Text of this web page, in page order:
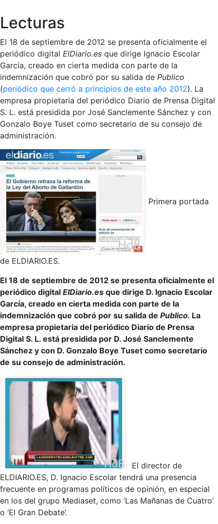
Lecturas
El 18 de septiembre de 2012 se presenta oficialmente el
periódico digital ElDiario.es que dirige Ignacio Escolar
García, creado en cierta medida con parte de la
indemnización que cobró por su salida de Publico
(periódico que cerró a principios de este año 2012). La
empresa propietaria del periódico Diario de Prensa Digital
S. L. está presidida por José Sanclemente Sánchez y con
Gonzalo Boye Tuset como secretario de su consejo de
administración.
Primera portada
de ELDIARIO.ES.
El 18 de septiembre de 2012 se presenta oficialmente el
periódico digital ElDiario.es que dirige D. Ignacio Escolar
García, creado en cierta medida con parte de la
indemnización que cobró por su salida de Publico. La
empresa propietaria del periódico Diario de Prensa
Digital S. L. está presidida por D. José Sanclemente
Sánchez y con D. Gonzalo Boye Tuset como secretario
de su consejo de administración.
El director de
ELDIARIO.ES, D. Ignacio Escolar tendrá una presencia
frecuente en programas políticos de opinión, en especial
en los del grupo Mediaset, como ‘Las Mañanas de Cuatro’
o ‘El Gran Debate’.